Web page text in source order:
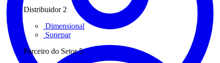
Distribuidor 2
Dimensional
Sonepar
Parceiro do Setor 5